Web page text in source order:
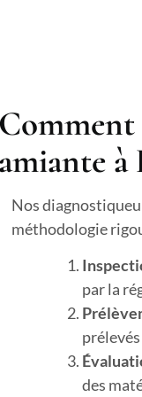
Comment
amiante à
Nos
méthodologie
par la
des